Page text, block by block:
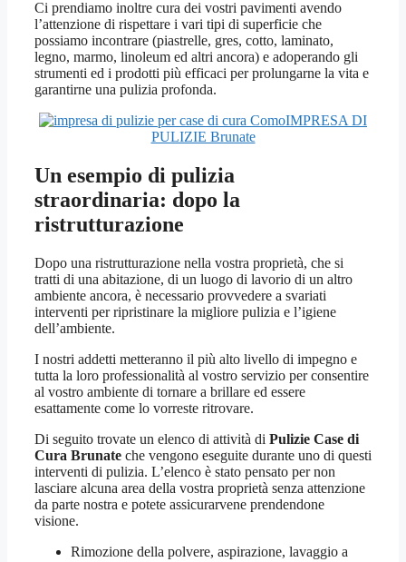
Ci prendiamo inoltre cura dei vostri pavimenti avendo
l’attenzione di rispettare i vari tipi di superficie che
possiamo incontrare (piastrelle, gres, cotto, laminato,
legno, marmo, linoleum ed altri ancora) e adoperando gli
strumenti ed i prodotti più efficaci per prolungarne la vita e
garantirne una pulizia profonda.
IMPRESA DI
PULIZIE Brunate
Un esempio di pulizia
straordinaria: dopo la
ristrutturazione
Dopo una ristrutturazione nella vostra proprietà, che si
tratti di una abitazione, di un luogo di lavorio di un altro
ambiente ancora, è necessario provvedere a svariati
interventi per ripristinare la migliore pulizia e l’igiene
dell’ambiente.
I nostri addetti metteranno il più alto livello di impegno e
tutta la loro professionalità al vostro servizio per consentire
al vostro ambiente di tornare a brillare ed essere
esattamente come lo vorreste ritrovare.
Di seguito trovate un elenco di attività di Pulizie Case di
Cura Brunate che vengono eseguite durante uno di questi
interventi di pulizia. L’elenco è stato pensato per non
lasciare alcuna area della vostra proprietà senza attenzione
da parte nostra e potete assicurarvene prendendone
visione.
Rimozione della polvere, aspirazione, lavaggio a